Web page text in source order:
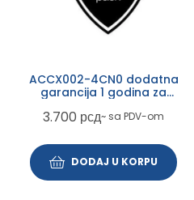
ACCX002-4CN0 dodatna
garancija 1 godina za
3.700 рсд~ sa PDV-om
DODAJ U KORPU